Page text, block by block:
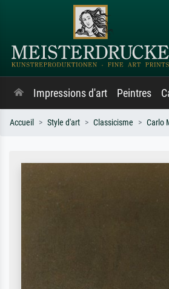
Impressions d'art Peintres
Accueil Style d'art Classicisme Carlo